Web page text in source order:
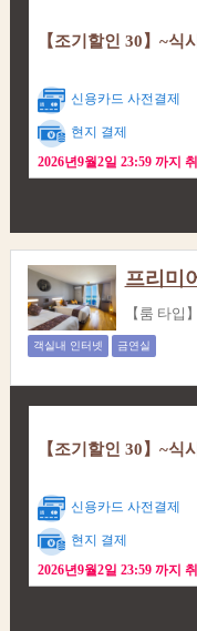
【조기할인 30】~식
신용카드 사전결제
현지 결제
2026년9월2일 23:59 까지
프리미
【룸 타입
객실내 인터넷 금연실
【조기할인 30】~식
신용카드 사전결제
현지 결제
2026년9월2일 23:59 까지